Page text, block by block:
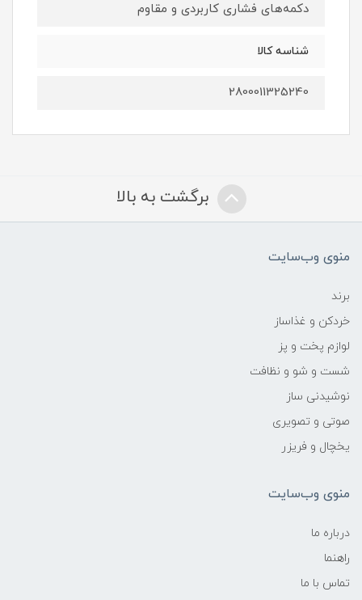
دکمه‌های فشاری کاربردی و مقاوم
شناسه کالا
2800011325240
برگشت به بالا
منوی وب‌سایت
برند
خردکن و غذاساز
لوازم پخت و پز
شست و شو و نظافت
نوشیدنی ساز
صوتی و تصویری
یخچال و فریزر
منوی وب‌سایت
درباره ما
راهنما
تماس با ما